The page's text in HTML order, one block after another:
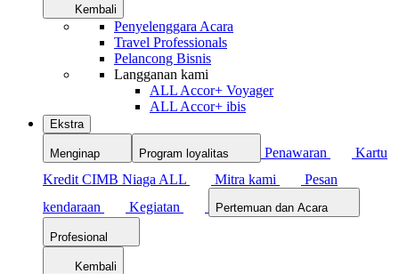
Kembali
Penyelenggara Acara
Travel Professionals
Pelancong Bisnis
Langganan kami
ALL Accor+ Voyager
ALL Accor+ ibis
Ekstra
Menginap Program loyalitas Penawaran
Kartu
Kredit CIMB Niaga ALL
Mitra kami
Pesan
kendaraan
Kegiatan Pertemuan dan Acara
Profesional
Kembali